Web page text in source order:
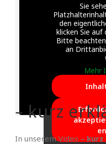
Sie
den
klicken Sie auf
Bitte
an
Mehr
– kurz
In unserem Video –